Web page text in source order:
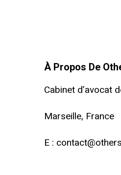
À Propos De
Cabinet d’avocat
Marseille, France
E :